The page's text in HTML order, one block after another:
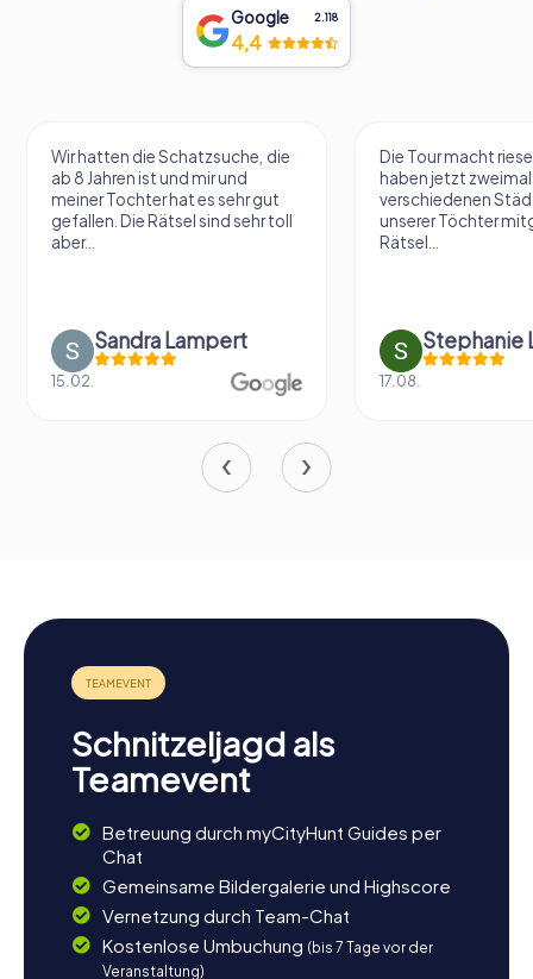
Google 2.118
4,4
Wir hatten die Schatzsuche, die
ab 8 Jahren ist und mir und
meiner Tochter hat es sehr gut
gefallen. Die Rätsel sind sehr toll
aber...
Sandra Lampert
15.02.
Die Tour macht
haben jetzt zweimal
verschiedenen
unserer Töchter
Rätsel...
Stephanie
17.08.
Schnitzeljagd als
Teamevent
Betreuung durch myCityHunt Guides per
Chat
Gemeinsame Bildergalerie und Highscore
Vernetzung durch Team-Chat
Kostenlose Umbuchung (bis 7 Tage vor der
Veranstaltung)